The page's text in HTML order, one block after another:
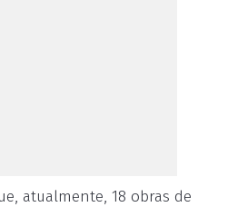
atualmente, 18 obras de